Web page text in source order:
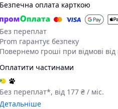
Безпечна оплата карткою
Без переплат
Prom гарантує безпеку
Повернемо гроші при відмові від
Оплатити частинами
Без переплат*, від 177 ₴ / міс.
Детальніше